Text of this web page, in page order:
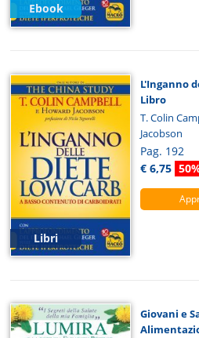
Ebook
Libri
L'Inganno
Libro
T. Colin
Jacobson
Pag. 192
€ 6,75
Giovani e